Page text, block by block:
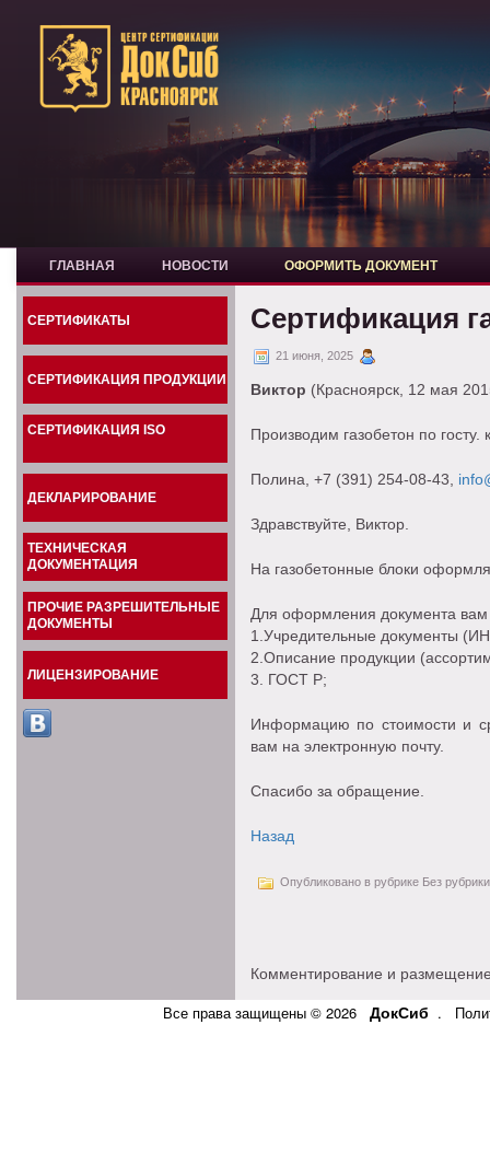
ГЛАВНАЯ НОВОСТИ ОФОРМИТЬ ДОКУМЕНТ
СЕРТИФИКАТЫ
СЕРТИФИКАЦИЯ ПРОДУКЦИИ
СЕРТИФИКАЦИЯ ISO
ДЕКЛАРИРОВАНИЕ
ТЕХНИЧЕСКАЯ
ДОКУМЕНТАЦИЯ
ПРОЧИЕ РАЗРЕШИТЕЛЬНЫЕ
ДОКУМЕНТЫ
ЛИЦЕНЗИРОВАНИЕ
Сертификация
21 июня, 2025
Виктор (Красноярск, 12 мая
Производим газобетон по госту.
Полина , +7 (391) 254-08-43,
Здравствуйте, Виктор.
На газобетонные блоки
Для оформления документа вам
1.Учредительные документы
2.Описание продукции
3. ГОСТ Р;
Информацию по стоимости и
вам на электронную почту.
Спасибо за обращение.
Назад
Опубликовано в рубрике Без рубрики
Комментирование и
Все права защищены © 2026 ДокСиб .